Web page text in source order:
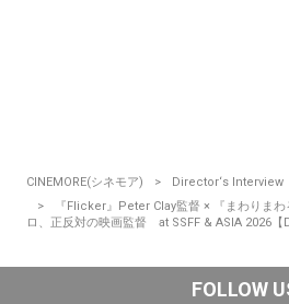
CINEMORE(シネモア)
Director‘s Interview
『Flicker』Peter Clay監督 × 『まわりま
ロ、正反対の映画監督 at SSFF & ASIA 2026【
FOLLOW